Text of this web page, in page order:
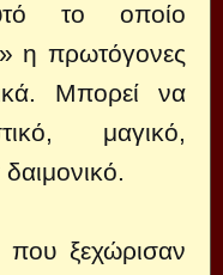
το οποίο
η πρωτόγονες
Μπορεί να
μαγικό,
ξεχώρισαν